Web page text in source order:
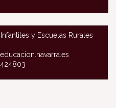
y Escuelas Rurales